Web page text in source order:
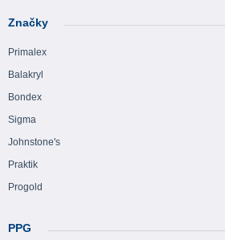
Značky
Primalex
Balakryl
Bondex
Sigma
Johnstone's
Praktik
Progold
PPG